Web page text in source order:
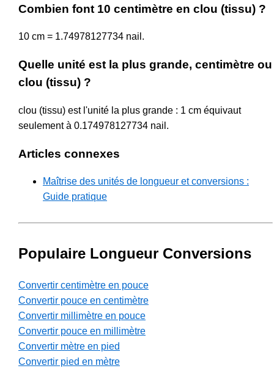
Combien font 10 centimètre en clou (tissu) ?
10 cm = 1.74978127734 nail.
Quelle unité est la plus grande, centimètre ou
clou (tissu) ?
clou (tissu) est l'unité la plus grande : 1 cm équivaut
seulement à 0.174978127734 nail.
Articles connexes
Maîtrise des unités de longueur et conversions :
Guide pratique
Populaire Longueur Conversions
Convertir centimètre en pouce
Convertir pouce en centimètre
Convertir millimètre en pouce
Convertir pouce en millimètre
Convertir mètre en pied
Convertir pied en mètre